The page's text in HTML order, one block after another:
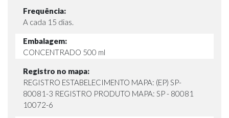
Frequência:
A cada 15 dias.
Embalagem:
CONCENTRADO 500 ml
Registro no mapa:
REGISTRO ESTABELECIMENTO MAPA: (EP) SP-
80081-3 REGISTRO PRODUTO MAPA: SP - 80081
10072-6